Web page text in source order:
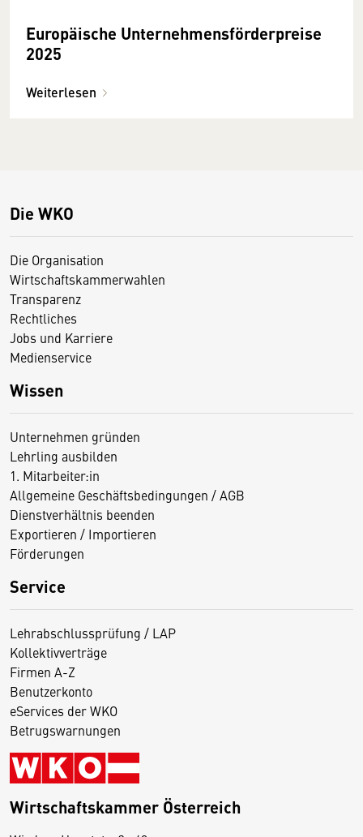
Europäische Unternehmensförderpreise
2025
Weiterlesen
Die WKO
Die Organisation
Wirtschaftskammerwahlen
Transparenz
Rechtliches
Jobs und Karriere
Medienservice
Wissen
Unternehmen gründen
Lehrling ausbilden
1. Mitarbeiter:in
Allgemeine Geschäftsbedingungen / AGB
Dienstverhältnis beenden
Exportieren / Importieren
Förderungen
Service
Lehrabschlussprüfung / LAP
Kollektivverträge
Firmen A-Z
Benutzerkonto
eServices der WKO
Betrugswarnungen
Wirtschaftskammer Österreich